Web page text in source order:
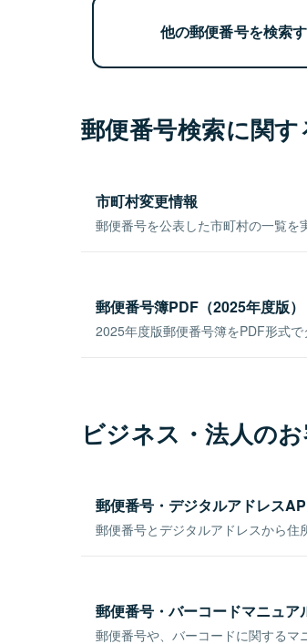
他の郵便番号を検索
郵便番号検索に関す
市町村変更情報
郵便番号を公表した市町村の一覧を
郵便番号簿PDF（2025年度版）
2025年度版郵便番号簿をPDF形式で
ビジネス・法人の
郵便番号・デジタルアドレス
郵便番号とデジタルアドレスから住
郵便番号・バーコードマニュア
郵便番号や、バーコードに関するマ